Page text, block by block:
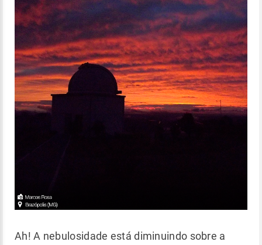
Ah! A nebulosidade está diminuindo sobre a